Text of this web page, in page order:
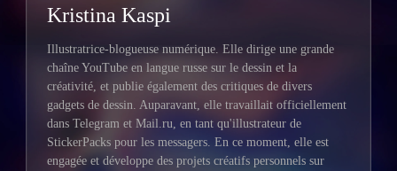
Kristina Kaspi
Illustratrice-blogueuse numérique. Elle dirige une grande
chaîne YouTube en langue russe sur le dessin et la
créativité, et publie également des critiques de divers
gadgets de dessin. Auparavant, elle travaillait officiellement
dans Telegram et Mail.ru, en tant qu'illustrateur de
StickerPacks pour les messagers. En ce moment, elle est
engagée et développe des projets créatifs personnels sur